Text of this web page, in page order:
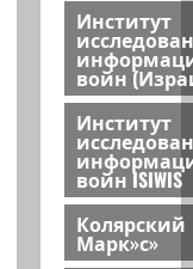
Институт
войн
Институт
войн ISIWIS
Колярский
Марк»с»